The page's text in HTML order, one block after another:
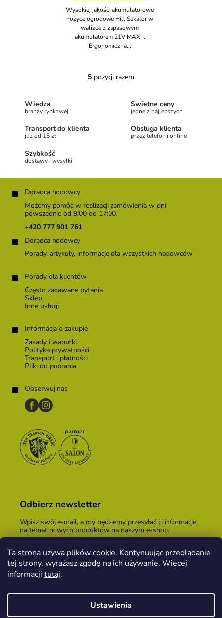
Ta strona używa plików cookie. Kontynuując przeglądanie
tej strony, wyrażasz zgodę na ich używanie. Więcej
informacji tutaj.
Ustawienia
Wysokiej jakości akumulatorowe
nożyce ogrodowe Hill Sekator w
walizce z zapasowym
akumulatorem 21V MAX+.
Ergonomiczna...
K
i
y
5 pozycji razem
Wiedza
branży rynkowej
Świetne ceny
jedne z najlepszych
Transport do klienta
już od 15 zł
Obsługa klienta
przez telefon i online
Szybkość
dostawy i wysyłki
S
Doradca hodowcy
Możemy pomóc w realizacji zamówienia w dni
powszednie od 9:00 do 17:00.
+420 777 901 761
Doradca hodowcy
Porady, artykuły, informacje dla wszystkich hodowców
Porady dla klientów
Często zadawane pytania
Sklep
Inne usługi
Informacja o zakupie
Zasady i warunki
Polityka prywatności
Transport i płatności
Pliki do pobrania
Obserwuj nas
Odbierz newsletter
Wpisz swój e-mail, a my będziemy przesyłać ci informacje
na temat nowych produktów na naszym e-shop.
Podając adres e-mail, zgadzasz się zwarunkami
handlowymi
ZALOGUJ SIĘ